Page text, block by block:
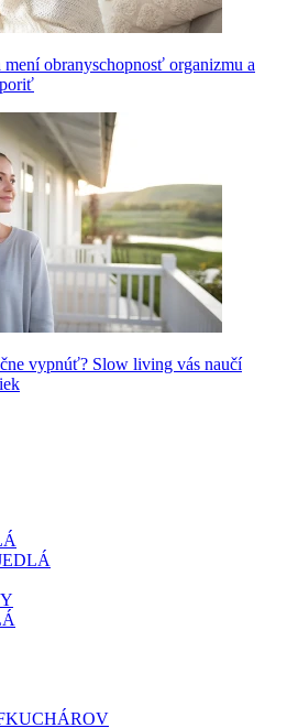
obranyschopnosť organizmu a
vypnúť? Slow living vás naučí